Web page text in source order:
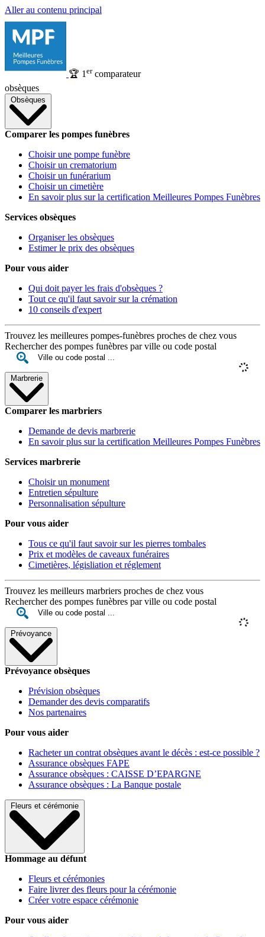
Aller au contenu principal
🏆 1 ercomparateur
obsèques
Obsèques
Comparer les pompes funèbres
Choisir une pompe funèbre
Choisir un crematorium
Choisir un funérarium
Choisir un cimetière
En savoir plus sur la certification Meilleures Pompes Funèbres
Services obsèques
Organiser les obsèques
Estimer le prix des obsèques
Pour vous aider
Qui doit payer les frais d'obsèques ?
Tout ce qu'il faut savoir sur la crémation
10 conseils d'expert
Trouvez les meilleures pompes-funèbres proches de chez vous
Rechercher des pompes funèbres par ville ou code postal
Marbrerie
Comparer les marbriers
Demande de devis marbrerie
En savoir plus sur la certification Meilleures Pompes Funèbres
Services marbrerie
Choisir un monument
Entretien sépulture
Personnalisation sépulture
Pour vous aider
Tous ce qu'il faut savoir sur les pierres tombales
Prix et modèles de caveaux funéraires
Cimetières, législiation et réglement
Trouvez les meilleurs marbriers proches de chez vous
Rechercher des pompes funèbres par ville ou code postal
Prévoyance
Prévoyance obsèques
Prévision obsèques
Demander des devis comparatifs
Nos partenaires
Pour vous aider
Racheter un contrat obsèques avant le décès : est-ce possible ?
Assurance obsèques FAPE
Assurance obsèques : CAISSE D’EPARGNE
Assurance obsèques : La Banque postale
Fleurs et cérémonie
Hommage au défunt
Fleurs et cérémonies
Faire livrer des fleurs pour la cérémonie
Créer votre espace cérémonie
Pour vous aider